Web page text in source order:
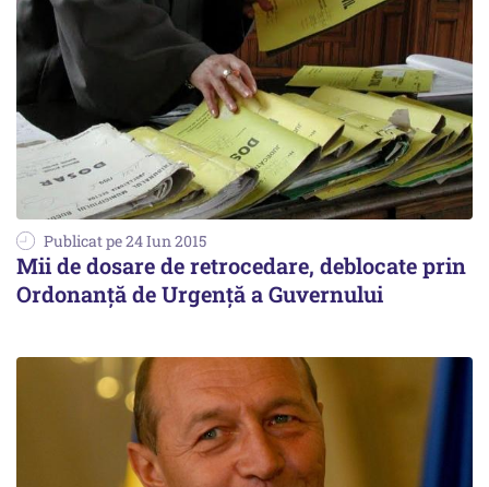
Publicat pe 24 Iun 2015
Mii de dosare de retrocedare, deblocate prin
Ordonanță de Urgență a Guvernului